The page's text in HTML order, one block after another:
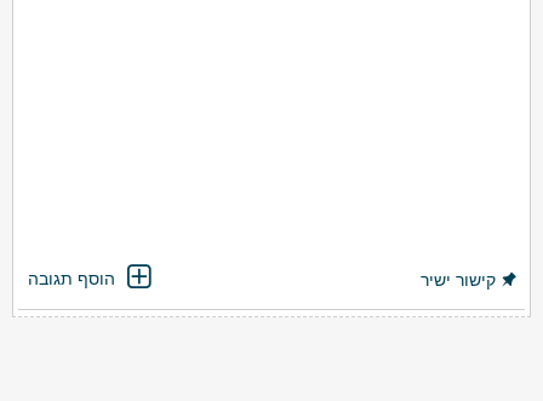
הוסף תגובה קישור ישיר